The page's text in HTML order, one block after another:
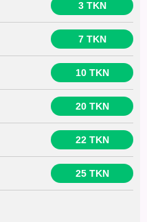
3 TKN
7 TKN
10 TKN
20 TKN
22 TKN
25 TKN